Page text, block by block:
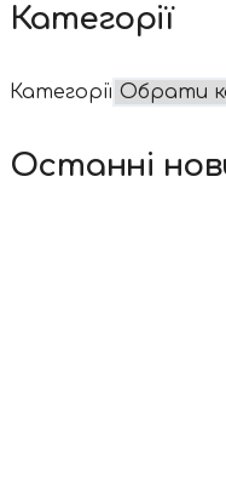
Категорії
Категорії
Останні